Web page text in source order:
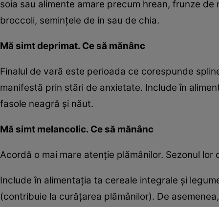
soia sau alimente amare precum hrean, frunze
broccoli, seminţele de in sau de chia.
Mă simt deprimat. Ce să mănânc
Finalul de vară este perioada ce corespunde
manifestă prin stări de anxietate. Include în
fasole neagră şi năut.
Mă simt melancolic. Ce să mănânc
Acordă o mai mare atenţie plămânilor. Sezonul lor
Include în alimentaţia ta cereale integrale şi
(contribuie la curăţarea plămânilor). De